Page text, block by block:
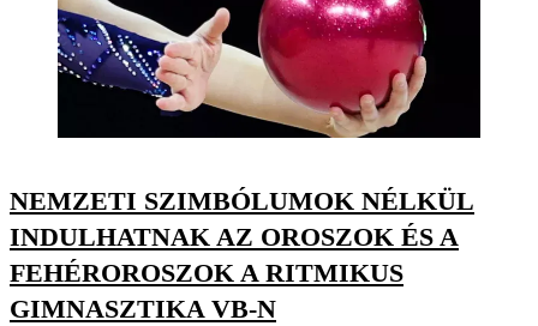
NEMZETI SZIMBÓLUMOK NÉLKÜL
INDULHATNAK AZ OROSZOK ÉS A
FEHÉROROSZOK A RITMIKUS
GIMNASZTIKA VB-N